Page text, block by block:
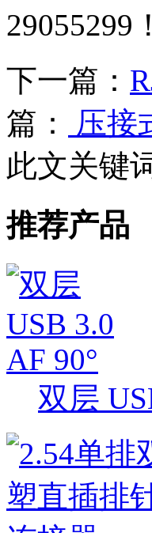
29055299！
下一篇：
篇：
压接
此文关键
推荐产品
双层